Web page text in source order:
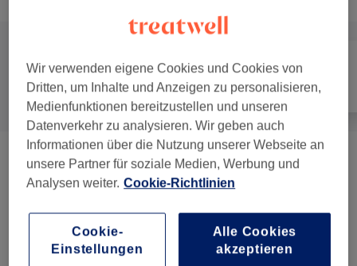
Alle Nägel Gesicht
Maniküre & Nagelverlängerungen (22) ab 0,50 €
Wir verwenden eigene Cookies und Cookies von
Dritten, um Inhalte und Anzeigen zu personalisieren,
Medienfunktionen bereitzustellen und unseren
Datenverkehr zu analysieren. Wir geben auch
Informationen über die Nutzung unserer Webseite an
unsere Partner für soziale Medien, Werbung und
Analysen weiter. Cookie-Richtlinien
Cookie-
Einstellungen
Alle Cookies
akzeptieren